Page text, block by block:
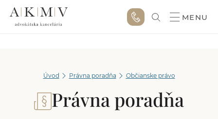
MENU
Úvod Právna poradňa Občianske právo
Právna poradňa